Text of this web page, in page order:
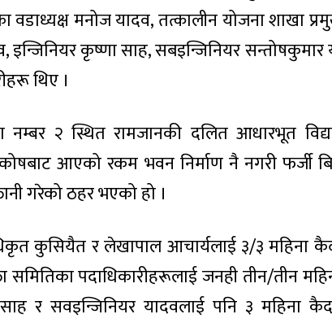
वडाध्यक्ष मनोज यादव, तत्कालीन योजना शाखा
इन्जिनियर कृष्णा साह, सबइन्जिनियर
थिए ।
नम्बर २ स्थित रामजानकी दलित आधारभूत
आएको रकम भवन निर्माण नै नगरी फर्जी
गरेको ठहर भएको हो ।
कुसियैत र लेखापाल आचार्यलाई ३/३ महिना
समितिका पदाधिकारीहरूलाई जनही तीन/तीन
र सवइन्जिनियर यादवलाई पनि ३ महिना